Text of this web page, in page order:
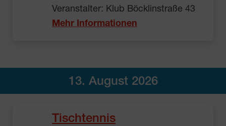
Veranstalter: Klub Böcklinstraße 43
Mehr Informationen
13. August 2026
Tischtennis